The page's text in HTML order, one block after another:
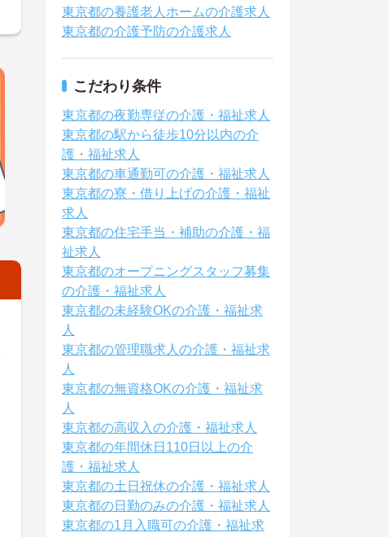
東京都の養護老人ホームの介護求人
東京都の介護予防の介護求人
こだわり条件
東京都の夜勤専従の介護・福祉求人
東京都の駅から徒歩10分以内の介
護・福祉求人
東京都の車通勤可の介護・福祉求人
東京都の寮・借り上げの介護・福祉
求人
東京都の住宅手当・補助の介護・福
祉求人
東京都のオープニングスタッフ募集
の介護・福祉求人
東京都の未経験OKの介護・福祉求
人
東京都の管理職求人の介護・福祉求
人
東京都の無資格OKの介護・福祉求
人
東京都の高収入の介護・福祉求人
東京都の年間休日110日以上の介
護・福祉求人
東京都の土日祝休の介護・福祉求人
東京都の日勤のみの介護・福祉求人
東京都の1月入職可の介護・福祉求